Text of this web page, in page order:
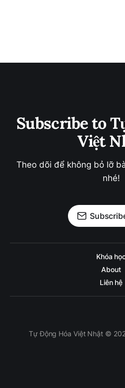
Subscribe to
Việt
Theo dõi để không bỏ lỡ
nhé!
Khóa
About
Liên hệ
Tự Động Hóa Việt Nhật ©